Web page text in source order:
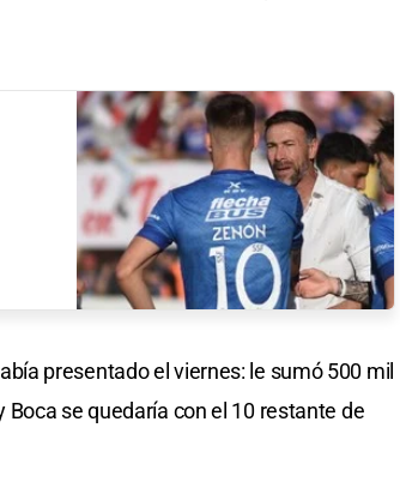
presentado el viernes: le sumó 500 mil
se quedaría con el 10 restante de